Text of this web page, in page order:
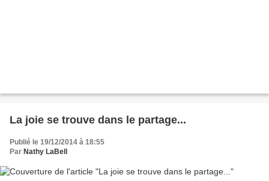
La joie se trouve dans le partage...
Publié le 19/12/2014 à 18:55
Par Nathy LaBell